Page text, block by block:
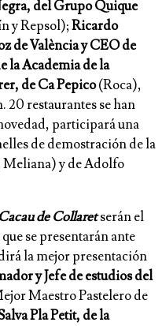
del Grupo Quique
y Repsol);Ricardo
de València y CEO de
la Academia de la
de Ca Pepico(Roca),
restaurantes se han
participará una
de demostración de la
Meliana) y de Adolfo
Cacau de Collaretserán el
se presentarán ante
la mejor presentación
y Jefe de estudios del
Maestro Pastelero de
Pla Petit, de la